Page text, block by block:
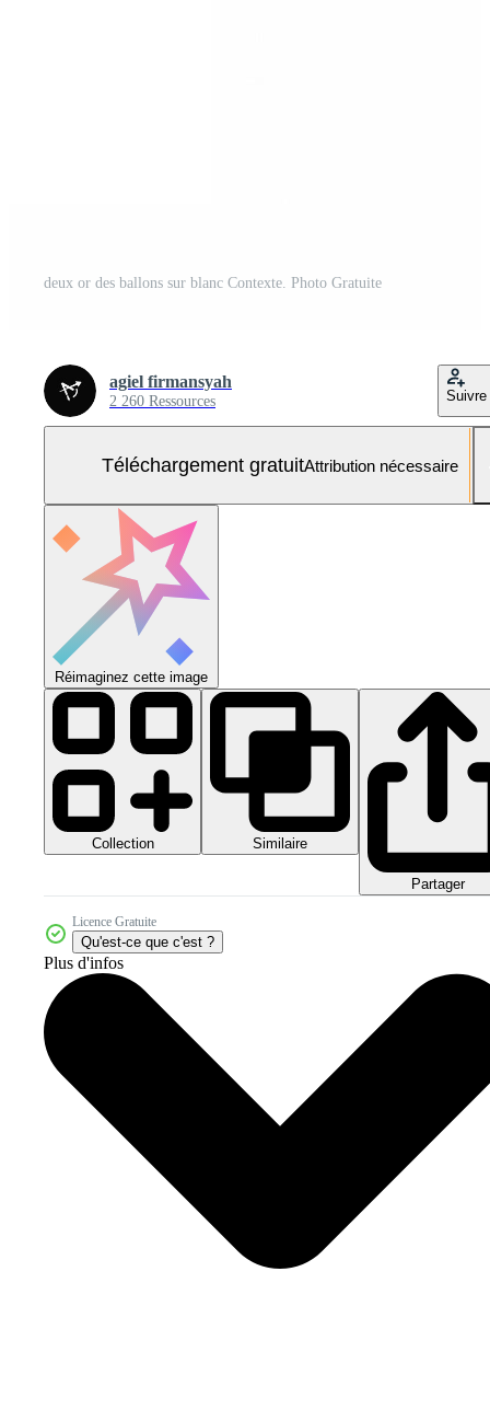
deux or des ballons sur blanc Contexte. Photo Gratuite
agiel firmansyah
2 260 Ressources Suivre
Téléchargement gratuitAttribution nécessaire
Réimaginez cette image
Collection Similaire
Partager
Licence Gratuite
Qu'est-ce que c'est ?
Plus d'infos